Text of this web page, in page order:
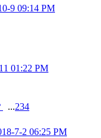
9 09:14 PM
01:22 PM
...234
7-2 06:25 PM